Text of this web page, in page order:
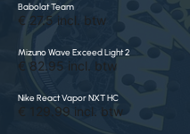
Babolat Team
€ 27.5 incl. btw
Mizuno Wave Exceed Light 2
€ 82.95 incl. btw
Nike React Vapor NXT HC
€ 129.99 incl. btw